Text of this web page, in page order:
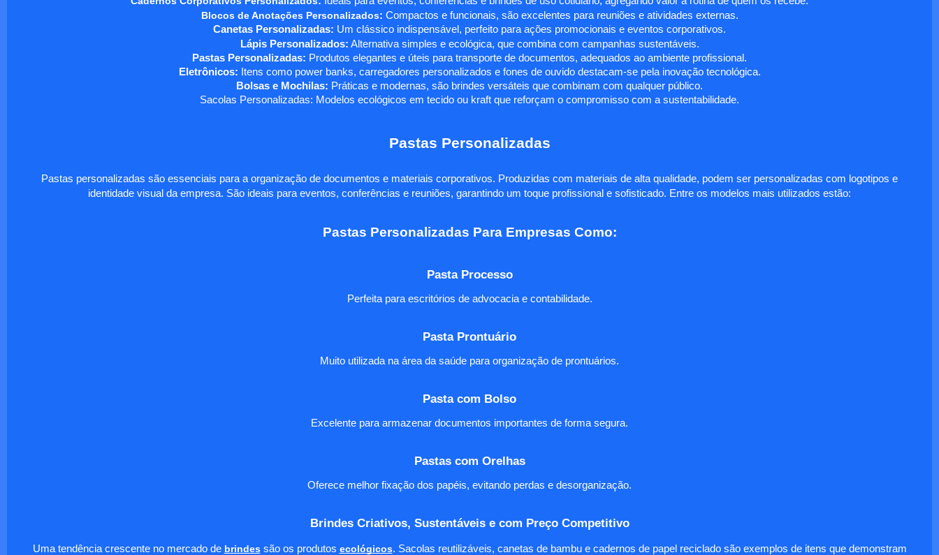
Blocos de Anotações Personalizados: Compactos e funcionais, são excelentes para reuniões e atividades externas.
Canetas Personalizadas: Um clássico indispensável, perfeito para ações promocionais e eventos corporativos.
Lápis Personalizados: Alternativa simples e ecológica, que combina com campanhas sustentáveis.
Pastas Personalizadas: Produtos elegantes e úteis para transporte de documentos, adequados ao ambiente profissional.
Eletrônicos: Itens como power banks, carregadores personalizados e fones de ouvido destacam-se pela inovação tecnológica.
Bolsas e Mochilas: Práticas e modernas, são brindes versáteis que combinam com qualquer público.
Sacolas Personalizadas: Modelos ecológicos em tecido ou kraft que reforçam o compromisso com a sustentabilidade.
Pastas Personalizadas
Pastas personalizadas são essenciais para a organização de documentos e materiais corporativos. Produzidas com materiais de alta qualidade, podem ser personalizadas com logotipos e
identidade visual da empresa. São ideais para eventos, conferências e reuniões, garantindo um toque profissional e sofisticado. Entre os modelos mais utilizados estão:
Pastas Personalizadas Para Empresas Como:
Pasta Processo
Perfeita para escritórios de advocacia e contabilidade.
Pasta Prontuário
Muito utilizada na área da saúde para organização de prontuários.
Pasta com Bolso
Excelente para armazenar documentos importantes de forma segura.
Pastas com Orelhas
Oferece melhor fixação dos papéis, evitando perdas e desorganização.
Brindes Criativos, Sustentáveis e com Preço Competitivo
Uma tendência crescente no mercado de brindessão os produtos ecológicos. Sacolas reutilizáveis, canetas de bambu e cadernos de papel reciclado são exemplos de itens que demonstram